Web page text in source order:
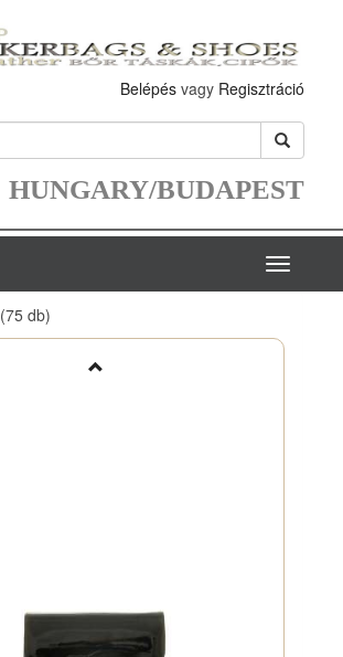
Belépés vagy Regisztráció
HUNGARY/BUDAPEST
Toggle
(75 db)